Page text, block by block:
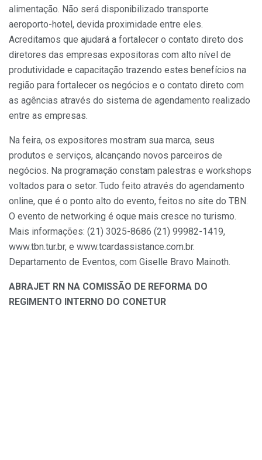
alimentação. Não será disponibilizado transporte
aeroporto-hotel, devida proximidade entre eles.
Acreditamos que ajudará a fortalecer o contato direto dos
diretores das empresas expositoras com alto nível de
produtividade e capacitação trazendo estes benefícios na
região para fortalecer os negócios e o contato direto com
as agências através do sistema de agendamento realizado
entre as empresas.
Na feira, os expositores mostram sua marca, seus
produtos e serviços, alcançando novos parceiros de
negócios. Na programação constam palestras e workshops
voltados para o setor. Tudo feito através do agendamento
online, que é o ponto alto do evento, feitos no site do TBN.
O evento de networking é oque mais cresce no turismo.
Mais informações: (21) 3025-8686 (21) 99982-1419,
www.tbn.tur.br, e www.tcardassistance.com.br.
Departamento de Eventos, com Giselle Bravo Mainoth.
ABRAJET RN NA COMISSÃO DE REFORMA DO
REGIMENTO INTERNO DO CONETUR